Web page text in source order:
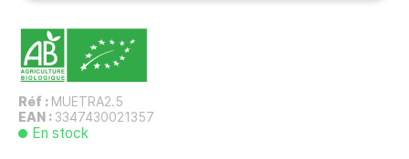
Réf : MUETRA2.5
EAN : 3347430021357
En stock